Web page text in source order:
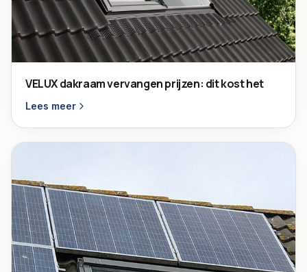
VELUX dakraam vervangen prijzen: dit kost het
Lees meer